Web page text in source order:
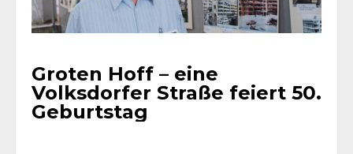
Groten Hoff – eine
Volksdorfer Straße feiert 50.
Geburtstag